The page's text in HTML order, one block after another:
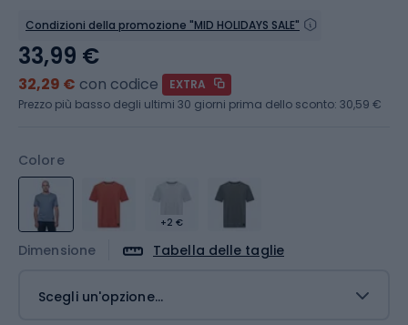
Condizioni della promozione "MID HOLIDAYS SALE"
Colore
+2 €
Dimensione Tabella delle taglie
Scegli un'opzione...
33,99 €
32,29 € con codice
EXTRA
Prezzo più basso degli ultimi 30 giorni prima dello sconto: 30,59 €